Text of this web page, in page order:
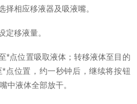
相应移液器及吸液嘴。
移液量。
位置吸取液体；转移液体至目的
点位置，约一秒钟后，继续将按钮
中液体全部放干。